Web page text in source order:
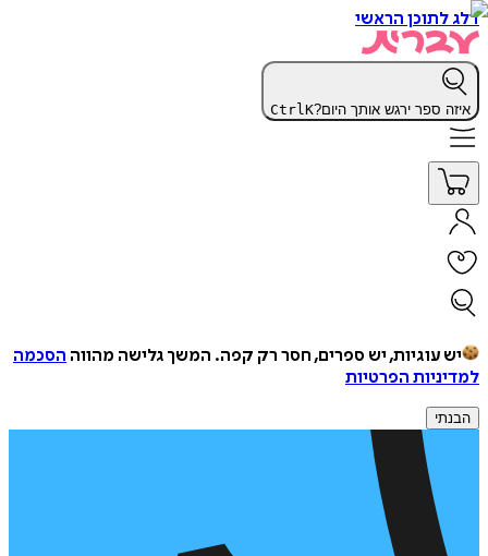
דלג לתוכן הראשי
איזה ספר ירגש אותך היום? CtrlK
יש עוגיות, יש ספרים, חסר רק קפה. המשך גלישה מהווה הסכמה
למדיניות הפרטיות
הבנתי